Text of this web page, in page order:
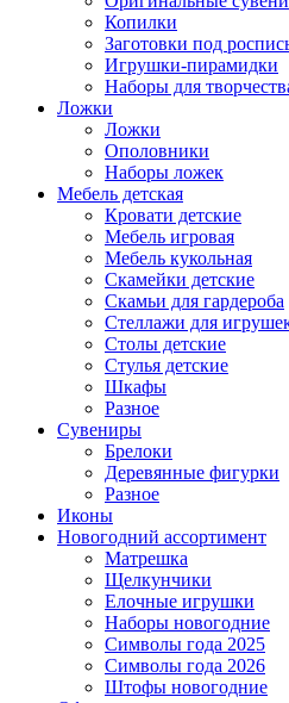
Копилки
Заготовки под
Игрушки-пирамидки
Наборы для
Ложки
Ложки
Ополовники
Наборы ложек
Мебель детская
Кровати детские
Мебель игровая
Мебель кукольная
Скамейки детские
Скамьи для гардероба
Стеллажи для
Столы детские
Стулья детские
Шкафы
Разное
Сувениры
Брелоки
Деревянные фигурки
Разное
Иконы
Новогодний ассортимент
Матрешка
Щелкунчики
Елочные игрушки
Наборы новогодние
Символы года 2025
Символы года 2026
Штофы новогодние